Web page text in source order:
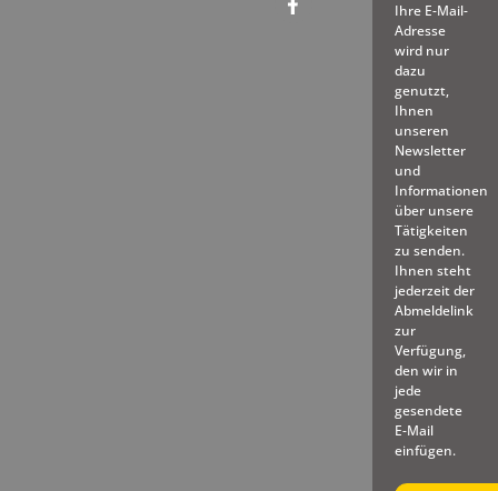
Ihre E-Mail-
Adresse
wird nur
dazu
genutzt,
Ihnen
unseren
Newsletter
und
Informationen
über unsere
Tätigkeiten
zu senden.
Ihnen steht
jederzeit der
Abmeldelink
zur
Verfügung,
den wir in
jede
gesendete
E-Mail
einfügen.